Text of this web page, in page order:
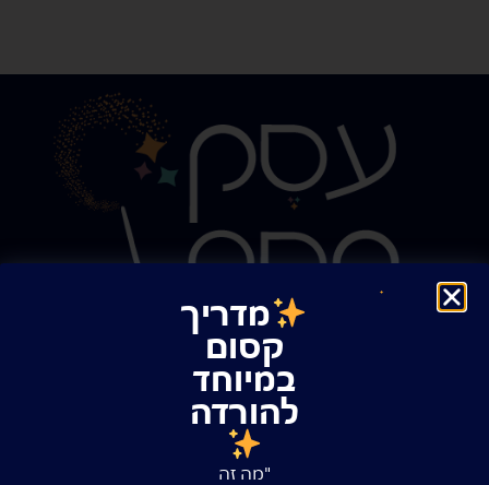
רוצה לקבל השראה, כלים, טיפים ועדכונים קסומים במייל?
מדריך
קסום
במיוחד
להורדה
"מה זה